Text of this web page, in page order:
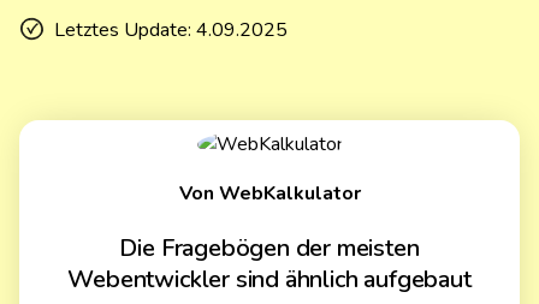
Letztes Update: 4.09.2025
Von WebKalkulator
Die Fragebögen der meisten
Webentwickler sind ähnlich aufgebaut